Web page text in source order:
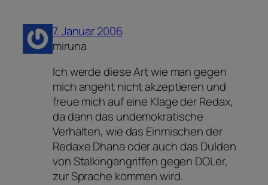
7. Januar 2006
miruna
Ich werde diese Art wie man gegen
mich angeht nicht akzeptieren und
freue mich auf eine Klage der Redax,
da dann das undemokratische
Verhalten, wie das Einmischen der
Redaxe Dhana oder auch das Dulden
von Stalkingangriffen gegen DOLer,
zur Sprache kommen wird.